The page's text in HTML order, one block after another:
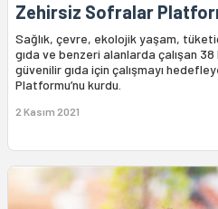
Zehirsiz Sofralar
Sağlık, çevre, ekolojik yaşam,
gıda ve benzeri alanlarda çalışan 38
güvenilir gıda için çalışmayı
Platformu’nu kurdu.
2 Kasım 2021